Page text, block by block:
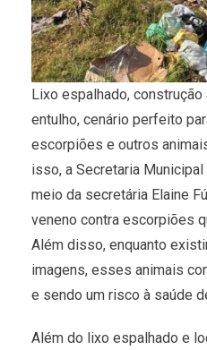
Lixo espalhado,
entulho, cenário perfeito
escorpiões e outros
isso, a Secretaria
meio da secretária Elaine
veneno contra escorpiões
Além disso, enquanto
imagens, esses animais
e sendo um risco à saúde
Além do lixo espalhado e